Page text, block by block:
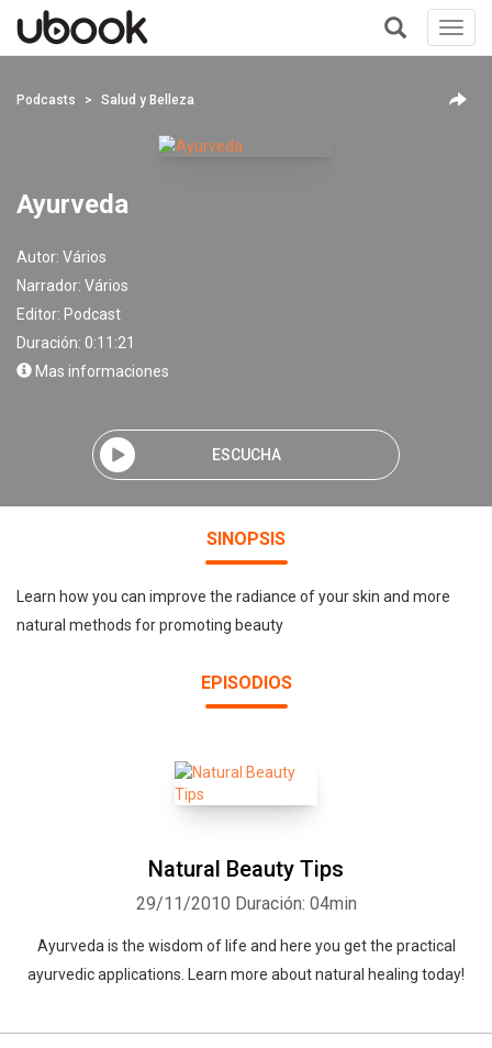
+
Podcasts Salud y Belleza
Ayurveda
Autor: Vários
Narrador: Vários
Editor: Podcast
Duración: 0:11:21
Mas informaciones
ESCUCHA
SINOPSIS
Learn how you can improve the radiance of your skin and more
natural methods for promoting beauty
EPISODIOS
Natural Beauty Tips
29/11/2010 Duración: 04min
Ayurveda is the wisdom of life and here you get the practical
ayurvedic applications. Learn more about natural healing today!